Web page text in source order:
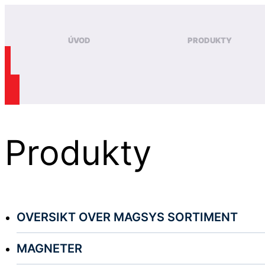
ÚVOD PRODUKTY
Produkty
OVERSIKT OVER MAGSYS SORTIMENT
MAGNETER